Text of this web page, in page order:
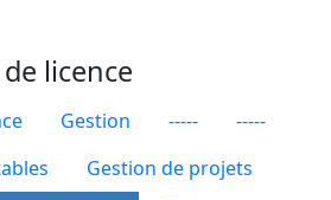
licence
Gestion -----
-----
Gestion de projets